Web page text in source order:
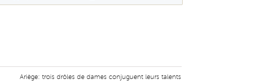
Ariège: trois drôles de dames conjuguent leurs talents